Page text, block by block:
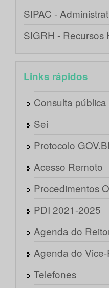
SIPAC -
SIGRH - Recursos
Links rápidos
Consulta
Sei
Protocolo
Acesso Remoto
Procedimentos
PDI 2021-2025
Agenda do
Agenda do
Telefones